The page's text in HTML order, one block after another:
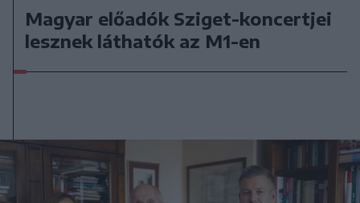
Magyar előadók Sziget-koncertjei
lesznek láthatók az M1-en